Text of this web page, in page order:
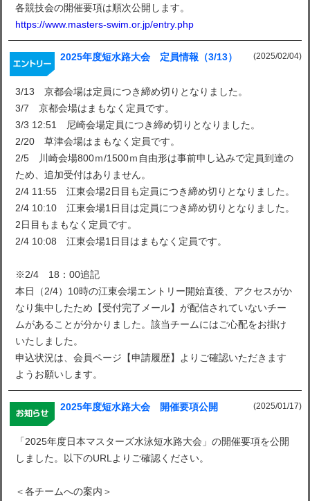
各競技会の開催要項は順次公開します。
https://www.masters-swim.or.jp/entry.php
(2025/02/04)
2025年度短水路大会 定員情報（3/13）
3/13 京都会場は定員につき締め切りとなりました。
3/7 京都会場はまもなく定員です。
3/3 12:51 尼崎会場定員につき締め切りとなりました。
2/20 草津会場はまもなく定員です。
2/5 川崎会場800ｍ/1500ｍ自由形は事前申し込みで定員到達の
ため、追加受付はありません。
2/4 11:55 江東会場2日目も定員につき締め切りとなりました。
2/4 10:10 江東会場1日目は定員につき締め切りとなりました。
2日目もまもなく定員です。
2/4 10:08 江東会場1日目はまもなく定員です。
※2/4 18：00追記
本日（2/4）10時の江東会場エントリー開始直後、アクセスがか
なり集中したため【受付完了メール】が配信されていないチー
ムがあることが分かりました。該当チームにはご心配をお掛け
いたしました。
申込状況は、会員ページ【申請履歴】よりご確認いただきます
ようお願いします。
(2025/01/17)
2025年度短水路大会 開催要項公開
「2025年度日本マスターズ水泳短水路大会」の開催要項を公開
しました。以下のURLよりご確認ください。
＜各チームへの案内＞